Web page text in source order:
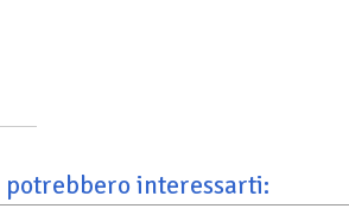
interessarti: